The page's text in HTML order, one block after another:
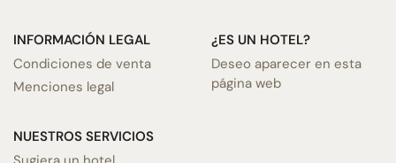
INFORMACIÓN LEGAL
Condiciones de venta
Menciones legal
NUESTROS SERVICIOS
¿ES UN HOTEL?
Deseo aparecer en esta
página web